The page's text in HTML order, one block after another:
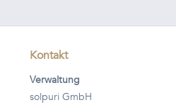
Kontakt
Verwaltung
solpuri GmbH